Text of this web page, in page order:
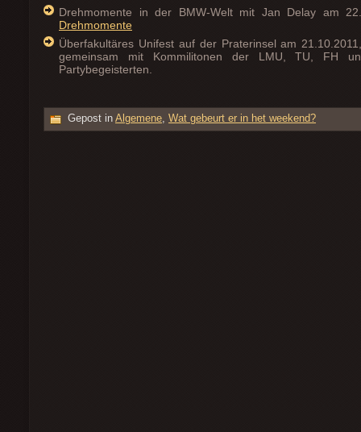
Drehmomente in der BMW-Welt mit Jan Delay am
Drehmomente
Überfakultäres Unifest auf der Praterinsel am
gemeinsam mit Kommilitonen der LMU, TU, FH
Partybegeisterten.
Gepost in Algemene, Wat gebeurt er in het weekend?